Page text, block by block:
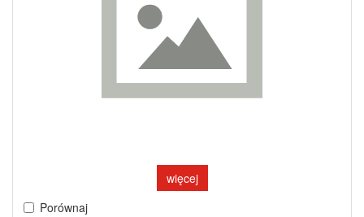
więcej
Porównaj